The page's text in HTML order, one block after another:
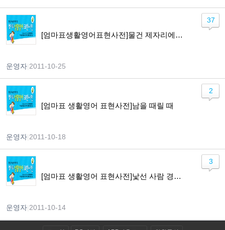
[엄마표생활영어표현사전]물건 제자리에 두기
운영자 2011-10-25
37
[엄마표 생활영어 표현사전]남을 때릴 때
운영자 2011-10-18
2
[엄마표 생활영어 표현사전]낯선 사람 경계하기
운영자 2011-10-14
3